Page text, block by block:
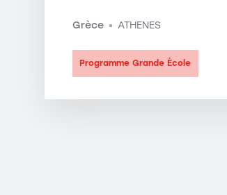
Grèce -ATHENES
Programme Grande École